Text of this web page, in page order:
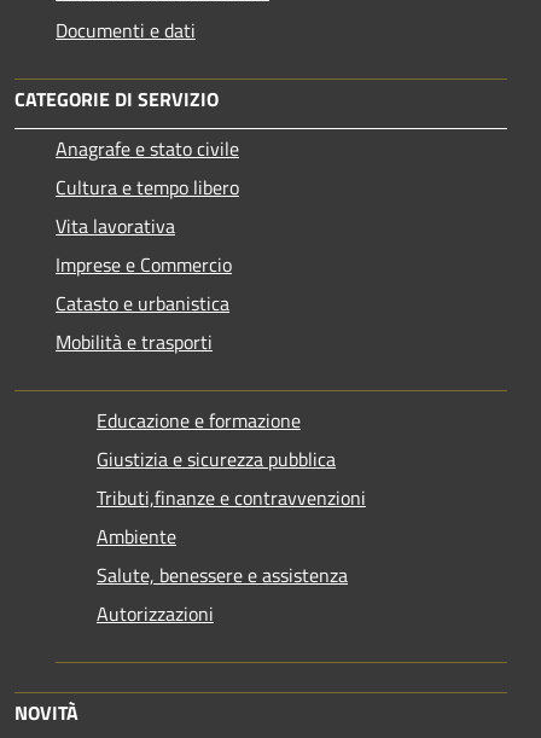
Documenti e dati
CATEGORIE DI SERVIZIO
Anagrafe e stato civile
Cultura e tempo libero
Vita lavorativa
Imprese e Commercio
Catasto e urbanistica
Mobilità e trasporti
Educazione e formazione
Giustizia e sicurezza pubblica
Tributi,finanze e contravvenzioni
Ambiente
Salute, benessere e assistenza
Autorizzazioni
NOVITÀ